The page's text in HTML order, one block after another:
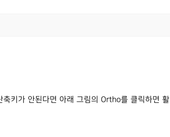
키가 안된다면 아래 그림의 Ortho를 클릭하면 활